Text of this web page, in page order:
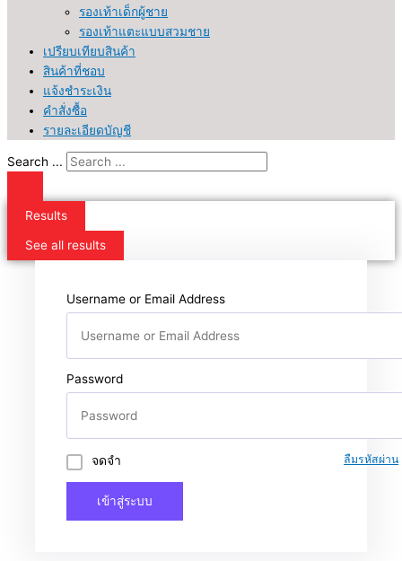
รองเท้าเด็กผู้ชาย
รองเท้าแตะแบบสวมชาย
เปรียบเทียบสินค้า
สินค้าที่ชอบ
แจ้งชำระเงิน
คำสั่งซื้อ
รายละเอียดบัญชี
Search ...
Results
See all results
Username or Email Address
Password
จดจำ ลืมรหัสผ่าน
เข้าสู่ระบบ